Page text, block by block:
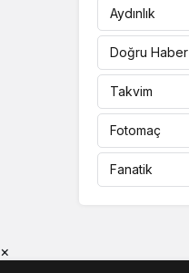
Aydınlık
Doğru Haber
Takvim
Fotomaç
Fanatik
×